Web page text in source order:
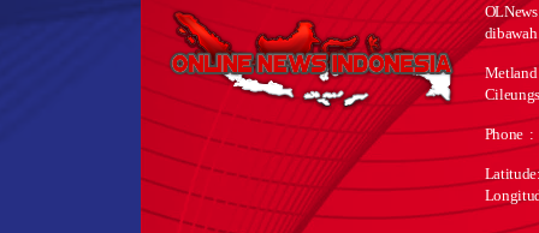
Phone